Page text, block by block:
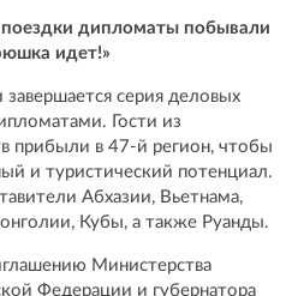
дипломаты побывали
идет!»
серия деловых
Гости из
прибыли в 47-й регион, чтобы
и туристический потенциал.
Абхазии, Вьетнама,
Кубы, а также Руанды.
Министерства
Федерации и губернатора